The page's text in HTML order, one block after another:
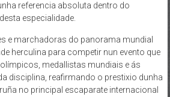
referencia absoluta dentro do
especialidade.
e marchadoras do panorama mundial
herculina para competir nun evento que
medallistas mundiais e ás
disciplina, reafirmando o prestixio dunha
no principal escaparate internacional